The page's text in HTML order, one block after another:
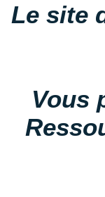
Le site
Vous